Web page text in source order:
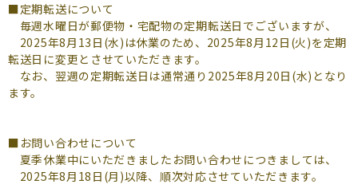
■定期転送について
毎週水曜日が郵便物・宅配物の定期転送日でございますが、
2025年8月13日(水)は休業のため、2025年8月12日(火)を定期
転送日に変更とさせていただきます。
なお、翌週の定期転送日は通常通り2025年8月20日(水)となり
ます。
■お問い合わせについて
夏季休業中にいただきましたお問い合わせにつきましては、
2025年8月18日(月)以降、順次対応させていただきます。